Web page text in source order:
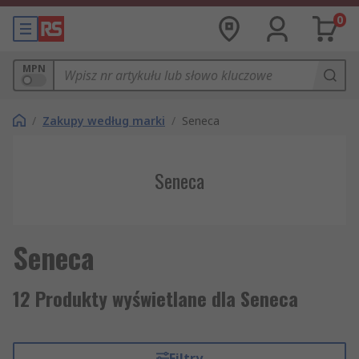
0
MPN
/ Zakupy według marki / Seneca
Seneca
Seneca
12 Produkty wyświetlane dla Seneca